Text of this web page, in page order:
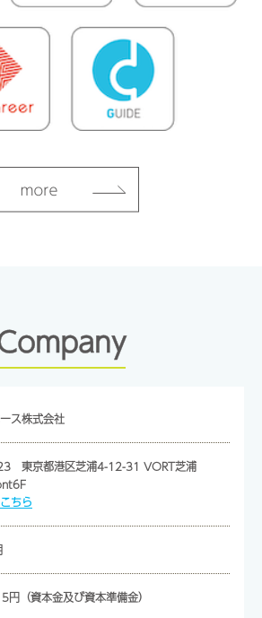
ス株式会社
東京都港区芝浦4-12-31 VORT芝浦
ちら
（資本金及び資本準備金）